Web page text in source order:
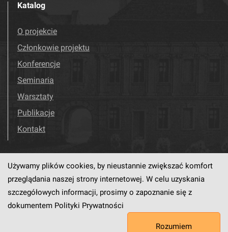
Katalog
O projekcie
Członkowie projektu
Konferencje
Seminaria
Warsztaty
Publikacje
Kontakt
Odwiedź nas! Facebook
Używamy plików cookies, by nieustannie zwiększać komfort
przeglądania naszej strony internetowej. W celu uzyskania
szczegółowych informacji, prosimy o zapoznanie się z
dokumentem Polityki Prywatności
Rozumiem